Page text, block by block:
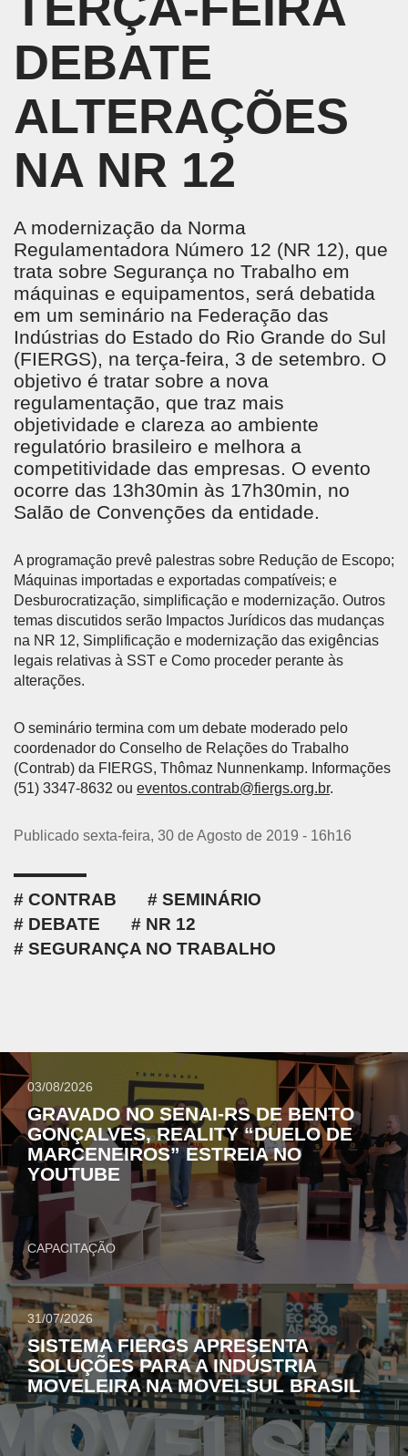
DEBATE
ALTERAÇÕES
NA NR 12
A modernização da Norma
Regulamentadora Número 12 (NR 12), que
trata sobre Segurança no Trabalho em
máquinas e equipamentos, será debatida
em um seminário na Federação das
Indústrias do Estado do Rio Grande do Sul
(FIERGS), na terça-feira, 3 de setembro. O
objetivo é tratar sobre a nova
regulamentação, que traz mais
objetividade e clareza ao ambiente
regulatório brasileiro e melhora a
competitividade das empresas. O evento
ocorre das 13h30min às 17h30min, no
Salão de Convenções da entidade.
A programação prevê palestras sobre Redução de Escopo;
Máquinas importadas e exportadas compatíveis; e
Desburocratização, simplificação e modernização. Outros
temas discutidos serão Impactos Jurídicos das mudanças
na NR 12, Simplificação e modernização das exigências
legais relativas à SST e Como proceder perante às
alterações.
O seminário termina com um debate moderado pelo
coordenador do Conselho de Relações do Trabalho
(Contrab) da FIERGS, Thômaz Nunnenkamp. Informações
(51) 3347-8632 ou eventos.contrab@fiergs.org.br.
Publicado sexta-feira, 30 de Agosto de 2019 - 16h16
CONTRAB
SEMINÁRIO
DEBATE
NR 12
SEGURANÇA NO TRABALHO
03/08/2026
GRAVADO NO SENAI-RS DE BENTO
GONÇALVES, REALITY “DUELO DE
MARCENEIROS” ESTREIA NO
YOUTUBE
CAPACITAÇÃO
31/07/2026
SISTEMA FIERGS APRESENTA
SOLUÇÕES PARA A INDÚSTRIA
MOVELEIRA NA MOVELSUL BRASIL